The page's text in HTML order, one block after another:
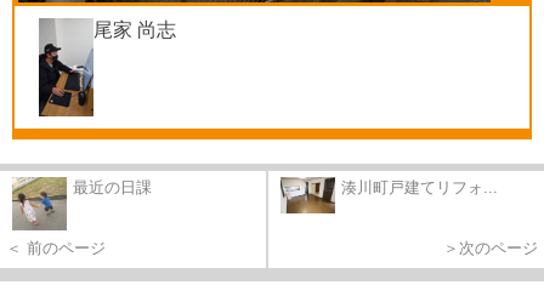
尾家 尚志
最近の日課
＜ 前のページ
湊川町戸建てリフォ...
＞次のページ